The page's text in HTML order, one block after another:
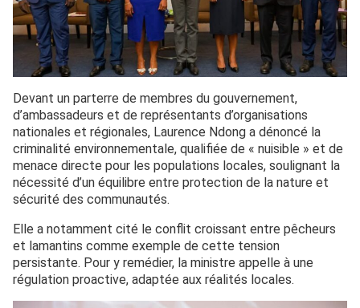
Devant un parterre de membres du gouvernement,
d’ambassadeurs et de représentants d’organisations
nationales et régionales, Laurence Ndong a dénoncé la
criminalité environnementale, qualifiée de « nuisible » et de
menace directe pour les populations locales, soulignant la
nécessité d’un équilibre entre protection de la nature et
sécurité des communautés.
Elle a notamment cité le conflit croissant entre pêcheurs
et lamantins comme exemple de cette tension
persistante. Pour y remédier, la ministre appelle à une
régulation proactive, adaptée aux réalités locales.